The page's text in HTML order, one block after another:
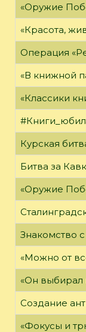
«Оружие
«Красота,
Операция
«В книжной
«Классики
Курская
Битва за
«Оружие
Знакомство
«Можно от
«Он выбирал
Создание
«Фокусы и